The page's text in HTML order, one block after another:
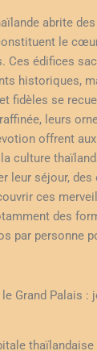
abrite
le
Ces édifices
historiques,
fidèles se
leurs
offrent
culture
leur séjour, des
ces
des
par personne
Grand Palais :
thaïlandaise